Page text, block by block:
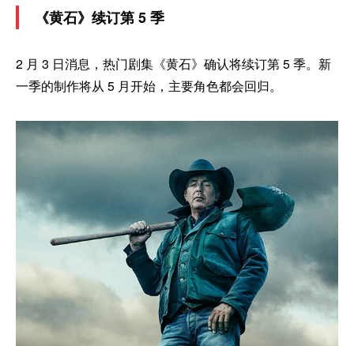
《黄石》续订第 5 季
2 月 3 日消息，热门剧集《黄石》确认将续订第 5 季。新
一季的制作将从 5 月开始，主要角色都会回归。